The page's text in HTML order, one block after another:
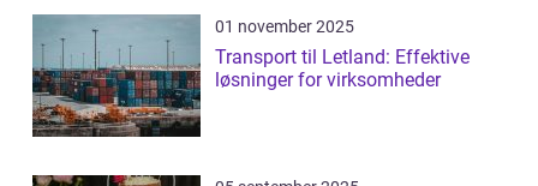
01 november 2025
Transport til Letland: Effektive
løsninger for virksomheder